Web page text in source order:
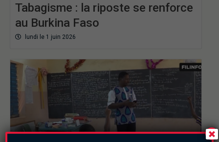
Tabagisme : la riposte se renforce
au Burkina Faso
lundi le 1 juin 2026